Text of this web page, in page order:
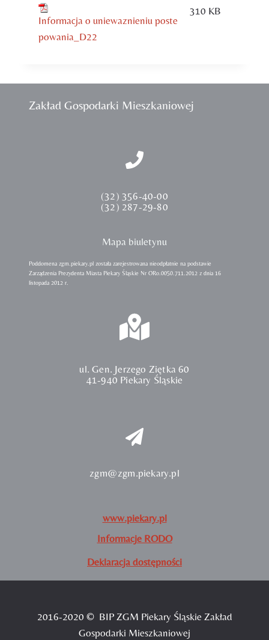
Informacja o uniewaznieniu poste
powania_D22
310 KB
Zakład Gospodarki Mieszkaniowej
(32) 356-40-00
(32) 287-29-80
Mapa biuletynu
Poddomena zgm.piekary.pl została zarejestrowana nieodpłatnie na podstawie
Zarządzenia Prezydenta Miasta Piekary Śląskie Nr ORo.0050.711.2012 z dnia 16
listopada 2012 r.
ul. Gen. Jerzego Ziętka 60
41-940 Piekary Śląskie
zgm@zgm.piekary.pl
www.piekary.pl
Informacje RODO
Deklaracja dostępności
2016-2020 © BIP ZGM Piekary Śląskie Zakład
Gospodarki Mieszkaniowej